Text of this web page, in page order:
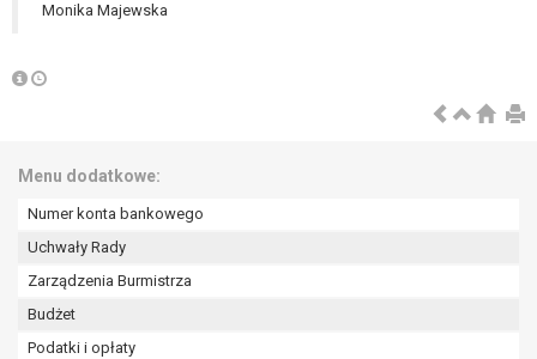
Monika Majewska
Menu dodatkowe:
Numer konta bankowego
Uchwały Rady
Zarządzenia Burmistrza
Budżet
Podatki i opłaty